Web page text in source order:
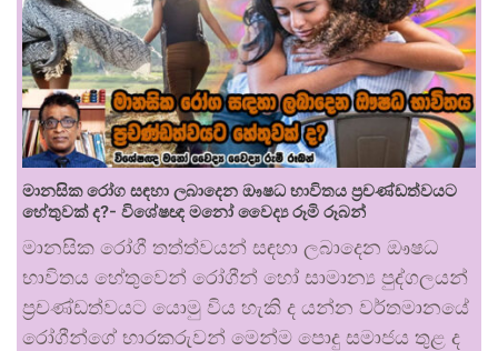
මානසික රෝග සඳහා ලබාදෙන ඖෂධ භාවිතය ප්‍රචණ්ඩත්වයට
හේතුවක් ද?- විශේෂඥ මනෝ වෛද්‍ය රූමි රූබන්
මානසික රෝගී තත්ත්වයන් සඳහා ලබාදෙන ඖෂධ
භාවිතය හේතුවෙන් රෝගීන් හෝ සාමාන්‍ය පුද්ගලයන්
ප්‍රචණ්ඩත්වයට යොමු විය හැකි ද යන්න වර්තමානයේ
රෝගීන්ගේ භාරකරුවන් මෙන්ම පොදු සමාජය තුළ ද